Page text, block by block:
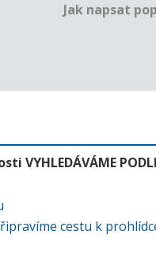
Jak napsat
VYHLEDÁVÁME
cestu k